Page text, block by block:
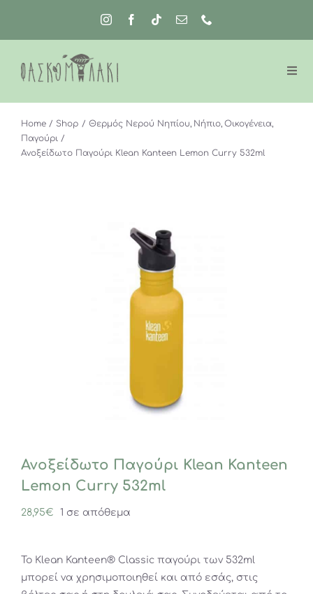
περιεχόμενο
Home Shop Θερμός Νερού Νηπίου Νήπιο Οικογένεια
Παγούρι
Ανοξείδωτο Παγούρι Klean Kanteen Lemon Curry 532ml
Ανοξείδωτο Παγούρι Klean Kanteen
Lemon Curry 532ml
28,95€ 1 σε απόθεμα
Το Klean Kanteen® Classic παγούρι των 532ml
μπορεί να χρησιμοποιηθεί και από εσάς, στις